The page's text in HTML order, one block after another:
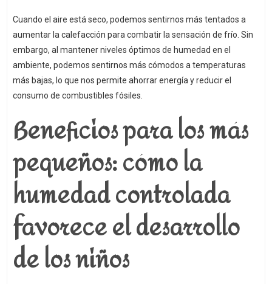
Cuando el aire está seco, podemos sentirnos más tentados a
aumentar la calefacción para combatir la sensación de frío. Sin
embargo, al mantener niveles óptimos de humedad en el
ambiente, podemos sentirnos más cómodos a temperaturas
más bajas, lo que nos permite ahorrar energía y reducir el
consumo de combustibles fósiles.
Beneficios para los más
pequeños: cómo la
humedad controlada
favorece el desarrollo
de los niños